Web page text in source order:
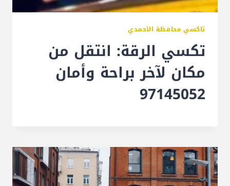
تاكسي محافظة الأحمدي
تكسي الرقة: انتقل من
مكان لآخر براحة وأمان
97145052